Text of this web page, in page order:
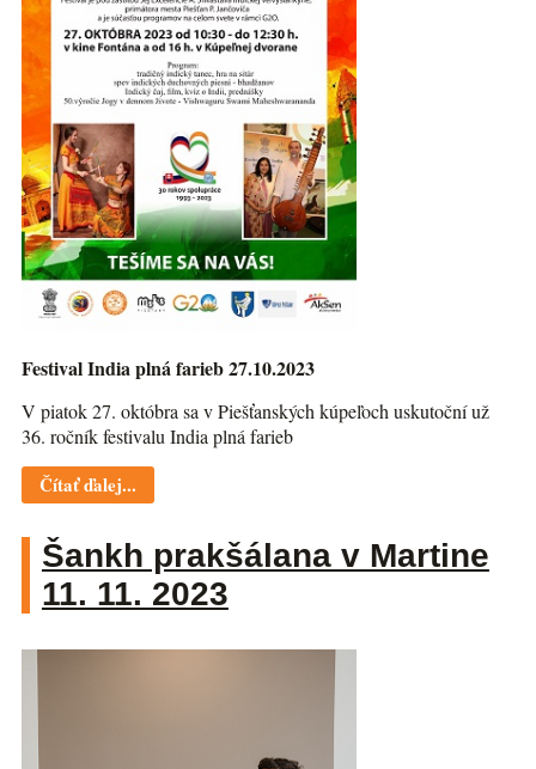
Festival India plná farieb 27.10.2023
V piatok 27. októbra sa v Piešťanských kúpeľoch uskutoční už
36. ročník festivalu India plná farieb
Čítať ďalej...
Šankh prakšálana v Martine
11. 11. 2023